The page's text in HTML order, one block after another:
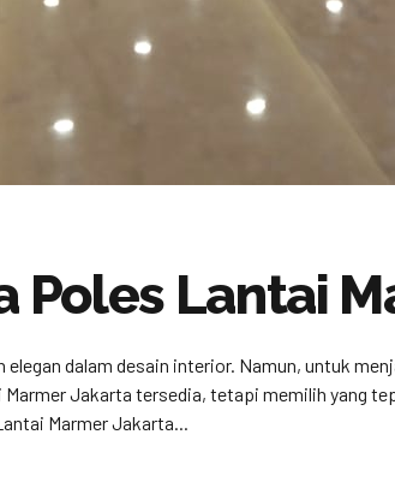
Poles Lantai
dalam desain interior. Namun, untuk
Jakarta tersedia, tetapi memilih yang
Marmer Jakarta...